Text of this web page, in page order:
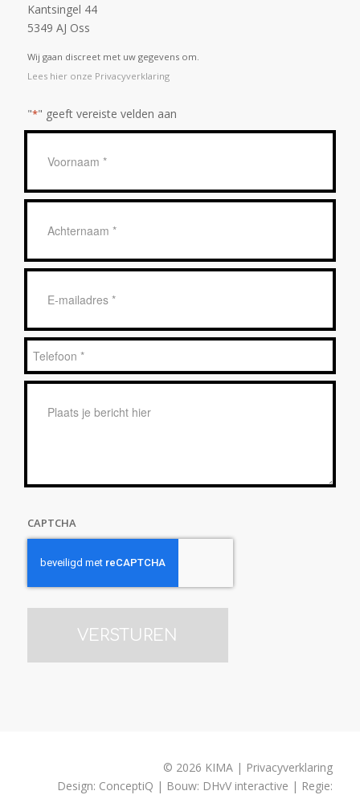
Kantsingel 44
5349 AJ Oss
Wij gaan discreet met uw gegevens om.
Lees hier onze Privacyverklaring
"*" geeft vereiste velden aan
mailadres
Telefoon
CAPTCHA
© 2026 KIMA | Privacyverklaring
Design: ConceptiQ | Bouw: DHvV interactive | Regie: